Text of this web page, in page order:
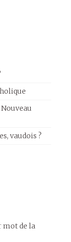
vaudois ?
mot de la